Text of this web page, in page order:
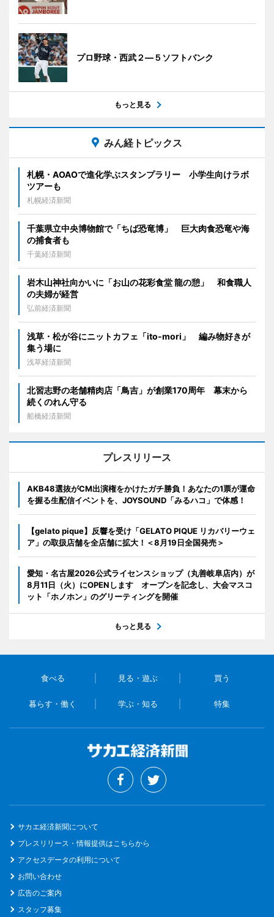
プロ野球・西武２―５ソフトバンク
もっと見る
みん経トピックス
札幌・AOAOで進化学ぶスタンプラリー 小学生向けラボ
ツアーも
札幌経済新聞
千葉県立中央博物館で「ちば恐竜博」 巨大肉食恐竜や海
の捕食者も
千葉経済新聞
岩木山神社向かいに「お山の花彩食堂 龍の憩」 和食職人
の夫婦が経営
弘前経済新聞
浅草・松が谷にニットカフェ「ito-mori」 編み物好きが
集う場に
浅草経済新聞
北習志野の老舗精肉店「鳥吉」が創業170周年 幕末から
続くのれん守る
船橋経済新聞
プレスリリース
AKB48選抜がCM出演権をかけたガチ勝負！あなたの1票が運命
を握る生配信イベントを、JOYSOUND「みるハコ」で体感！
【gelato pique】反響を受け「GELATO PIQUE リカバリーウェ
ア」の取扱店舗を全店舗に拡大！＜8月19日全国発売＞
愛知・名古屋2026公式ライセンスショップ（丸善岐阜店内）が
8月11日（火）にOPENします オープンを記念し、大会マスコ
ット「ホノホン」のグリーティングを開催
もっと見る
食べる 見る・遊ぶ 買う
暮らす・働く 学ぶ・知る 特集
サカエ経済新聞について
プレスリリース・情報提供はこちらから
アクセスデータの利用について
お問い合わせ
広告のご案内
スタッフ募集